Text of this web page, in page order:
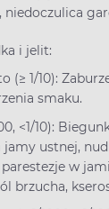
i jelit:
(≥ 1/10):
smaku.
<1/10):
jamy ustnej,
w
brzucha,